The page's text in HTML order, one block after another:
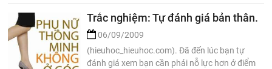
Trắc nghiệm: Tự đánh giá bản thân.
06/09/2009
(hieuhoc_hieuhoc.com). Đã đến lúc bạn tự
đánh giá xem bạn cần phải nỗ lực hơn ở điểm